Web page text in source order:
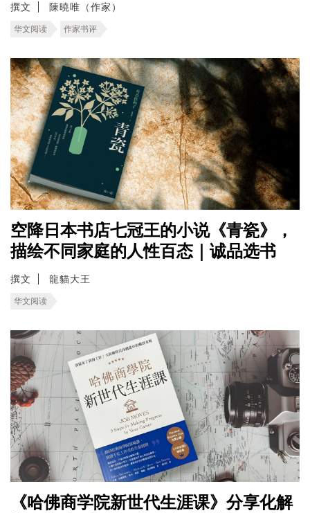
撰文 陳曉唯（作家）
华文阅读 作家书评
空降日本书店七冠王的小说《青瓷》，
描绘不同家庭的人性百态｜诚品选书
撰文 龍貓大王
华文阅读
《哈佛商学院新世代生涯课》分享化解